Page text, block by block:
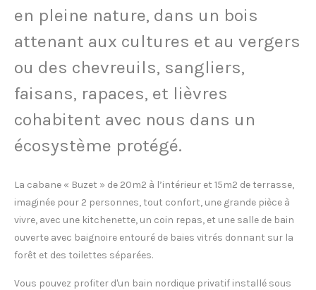
en pleine nature, dans un bois
attenant aux cultures et au vergers
ou des chevreuils, sangliers,
faisans, rapaces, et lièvres
cohabitent avec nous dans un
écosystème protégé.
La cabane « Buzet » de 20m2 à l’intérieur et 15m2 de terrasse,
imaginée pour 2 personnes, tout confort, une grande pièce à
vivre, avec une kitchenette, un coin repas, et une salle de bain
ouverte avec baignoire entouré de baies vitrés donnant sur la
forêt et des toilettes séparées.
Vous pouvez profiter d'un bain nordique privatif installé sous